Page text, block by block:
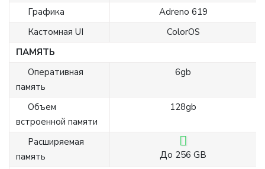
Графика
Adreno 619
Кастомная UI
ColorOS
ПАМЯТЬ
Оперативная
память
6gb
Объем
встроенной памяти
128gb
Расширяемая
память
До 256 GB